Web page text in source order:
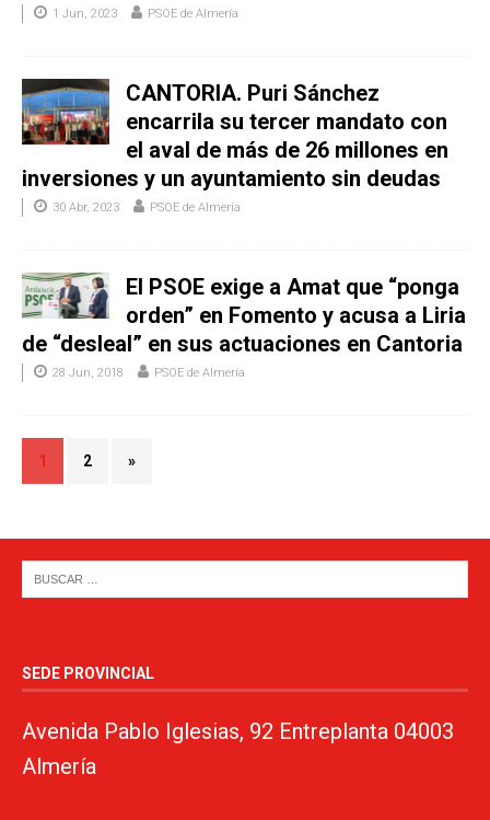
1 Jun, 2023 PSOE de Almería
CANTORIA. Puri Sánchez
encarrila su tercer mandato con
el aval de más de 26 millones en
inversiones y un ayuntamiento sin deudas
30 Abr, 2023 PSOE de Almería
El PSOE exige a Amat que “ponga
orden” en Fomento y acusa a Liria
de “desleal” en sus actuaciones en Cantoria
28 Jun, 2018 PSOE de Almería
1 2 »
SEDE PROVINCIAL
Avenida Pablo Iglesias, 92 Entreplanta 04003
Almería